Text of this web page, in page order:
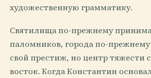
художественную грамматику.
Святилища по-прежнему
паломников, города по-
свой престиж, но центр тяжести
восток. Когда Константин